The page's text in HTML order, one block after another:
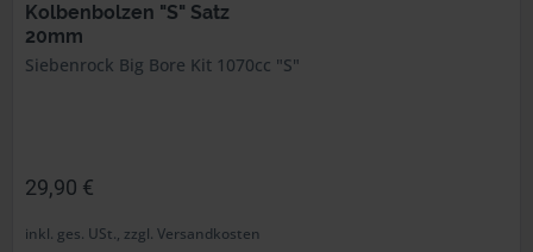
Kolbenbolzen "S" Satz
20mm
Siebenrock Big Bore Kit 1070cc "S"
29,90 €
inkl. ges. USt., zzgl. Versandkosten